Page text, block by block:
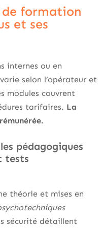
formation
et ses
internes ou en
selon l’opérateur et
modules couvrent
tarifaires. La
pédagogiques
tests
théorie et mises en
sécurité détaillent